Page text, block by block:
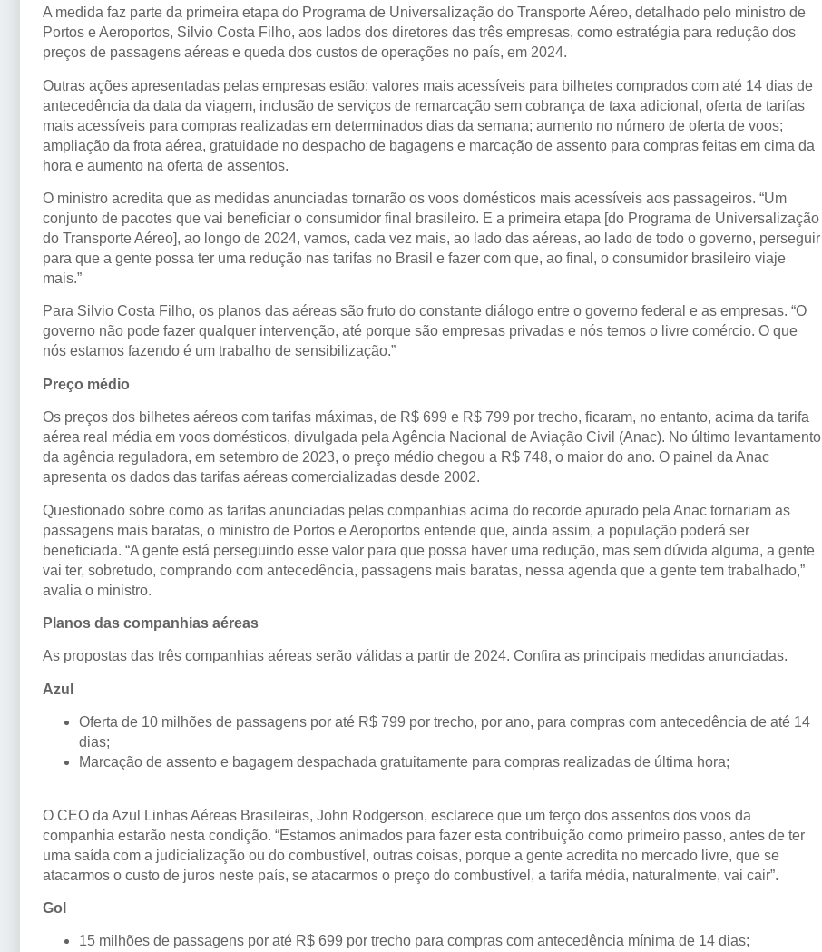
A medida faz parte da primeira etapa do Programa de Universalização do Transporte Aéreo, detalhado pelo ministro de
Portos e Aeroportos, Silvio Costa Filho, aos lados dos diretores das três empresas, como estratégia para redução dos
preços de passagens aéreas e queda dos custos de operações no país, em 2024.
Outras ações apresentadas pelas empresas estão: valores mais acessíveis para bilhetes comprados com até 14 dias de
antecedência da data da viagem, inclusão de serviços de remarcação sem cobrança de taxa adicional, oferta de tarifas
mais acessíveis para compras realizadas em determinados dias da semana; aumento no número de oferta de voos;
ampliação da frota aérea, gratuidade no despacho de bagagens e marcação de assento para compras feitas em cima da
hora e aumento na oferta de assentos.
O ministro acredita que as medidas anunciadas tornarão os voos domésticos mais acessíveis aos passageiros. “Um
conjunto de pacotes que vai beneficiar o consumidor final brasileiro. E a primeira etapa [do Programa de Universalização
do Transporte Aéreo], ao longo de 2024, vamos, cada vez mais, ao lado das aéreas, ao lado de todo o governo, perseguir
para que a gente possa ter uma redução nas tarifas no Brasil e fazer com que, ao final, o consumidor brasileiro viaje
mais.”
Para Silvio Costa Filho, os planos das aéreas são fruto do constante diálogo entre o governo federal e as empresas. “O
governo não pode fazer qualquer intervenção, até porque são empresas privadas e nós temos o livre comércio. O que
nós estamos fazendo é um trabalho de sensibilização.”
Preço médio
Os preços dos bilhetes aéreos com tarifas máximas, de R$ 699 e R$ 799 por trecho, ficaram, no entanto, acima da tarifa
aérea real média em voos domésticos, divulgada pela Agência Nacional de Aviação Civil (Anac). No último levantamento
da agência reguladora, em setembro de 2023, o preço médio chegou a R$ 748, o maior do ano. O painel da Anac
apresenta os dados das tarifas aéreas comercializadas desde 2002.
Questionado sobre como as tarifas anunciadas pelas companhias acima do recorde apurado pela Anac tornariam as
passagens mais baratas, o ministro de Portos e Aeroportos entende que, ainda assim, a população poderá ser
beneficiada. “A gente está perseguindo esse valor para que possa haver uma redução, mas sem dúvida alguma, a gente
vai ter, sobretudo, comprando com antecedência, passagens mais baratas, nessa agenda que a gente tem trabalhado,”
avalia o ministro.
Planos das companhias aéreas
As propostas das três companhias aéreas serão válidas a partir de 2024. Confira as principais medidas anunciadas.
Azul
Oferta de 10 milhões de passagens por até R$ 799 por trecho, por ano, para compras com antecedência de até 14
dias;
Marcação de assento e bagagem despachada gratuitamente para compras realizadas de última hora;
O CEO da Azul Linhas Aéreas Brasileiras, John Rodgerson, esclarece que um terço dos assentos dos voos da
companhia estarão nesta condição. “Estamos animados para fazer esta contribuição como primeiro passo, antes de ter
uma saída com a judicialização ou do combustível, outras coisas, porque a gente acredita no mercado livre, que se
atacarmos o custo de juros neste país, se atacarmos o preço do combustível, a tarifa média, naturalmente, vai cair”.
Gol
15 milhões de passagens por até R$ 699 por trecho para compras com antecedência mínima de 14 dias;